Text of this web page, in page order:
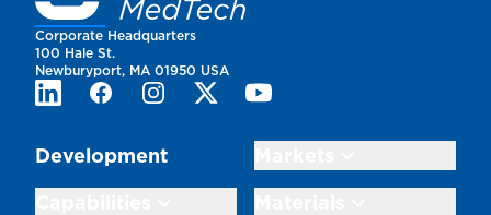
Corporate Headquarters
100 Hale St.
Newburyport, MA 01950 USA
LinkedInFacebookInstagramTwitterYoutube
Development